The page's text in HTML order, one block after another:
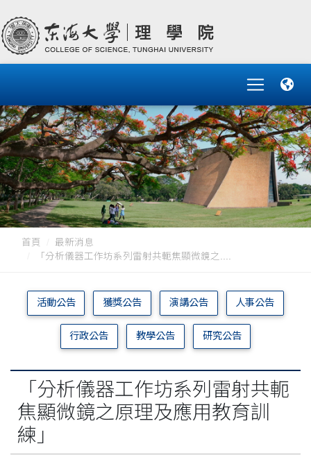
首頁
最新消息
「分析儀器工作坊系列雷射共軛焦顯微鏡之....
活動公告 獲獎公告 演講公告 人事公告
行政公告 教學公告 研究公告
「分析儀器工作坊系列雷射共軛
焦顯微鏡之原理及應用教育訓
練」